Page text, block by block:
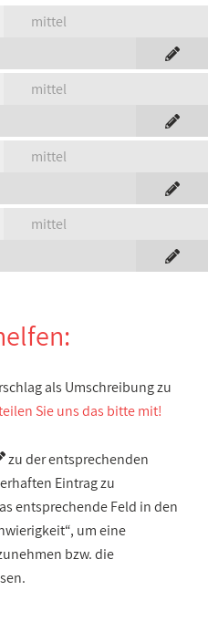
mittel
mittel
mittel
mittel
als Umschreibung zu
Sie uns das bitte mit!
zu der entsprechenden
Eintrag zu
entsprechende Feld in den
um eine
bzw. die